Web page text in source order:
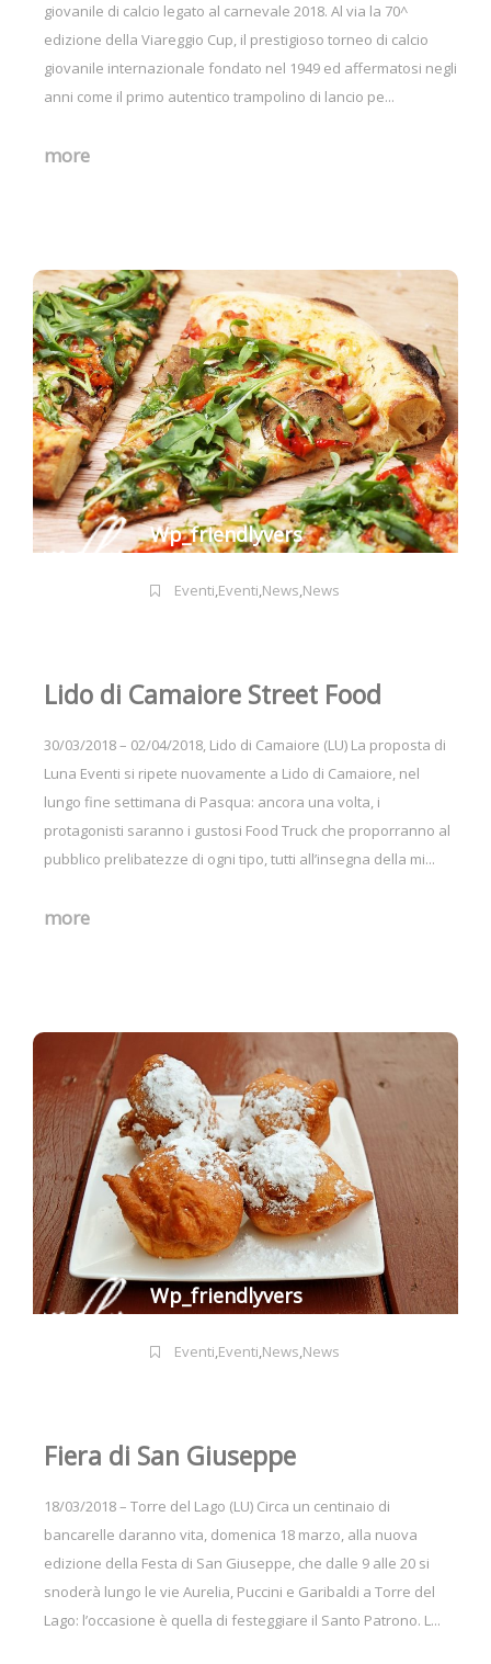
giovanile di calcio legato al carnevale 2018. Al via la 70^
edizione della Viareggio Cup, il prestigioso torneo di calcio
giovanile internazionale fondato nel 1949 ed affermatosi negli
anni come il primo autentico trampolino di lancio pe...
more
Wp_friendlyvers
Eventi,Eventi,News,News
Lido di Camaiore Street Food
30/03/2018 – 02/04/2018, Lido di Camaiore (LU) La proposta di
Luna Eventi si ripete nuovamente a Lido di Camaiore, nel
lungo fine settimana di Pasqua: ancora una volta, i
protagonisti saranno i gustosi Food Truck che proporranno al
pubblico prelibatezze di ogni tipo, tutti all’insegna della mi...
more
Wp_friendlyvers
Eventi,Eventi,News,News
Fiera di San Giuseppe
18/03/2018 – Torre del Lago (LU) Circa un centinaio di
bancarelle daranno vita, domenica 18 marzo, alla nuova
edizione della Festa di San Giuseppe, che dalle 9 alle 20 si
snoderà lungo le vie Aurelia, Puccini e Garibaldi a Torre del
Lago: l’occasione è quella di festeggiare il Santo Patrono. L...